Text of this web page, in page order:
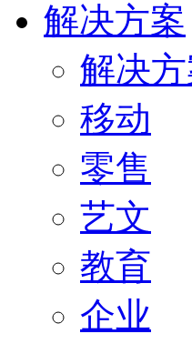
解决方案
解决
移动
零售
艺文
教育
企业